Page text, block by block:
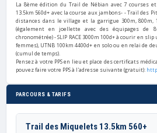
La 8ème édition du Trail de Nébian avec 7 courses
13.5km 560d+ avec la course aux jambons- - Trail des
distances dans le village et la garrigue 300m, 800m,
(également en joellette avec des équipages de
chronométrée) - SLIP RACE 3000m 100d+ à courir en
femmes), UTNB 100km 4400d+ en solo ou en relai de
(cumul de temps).
Pensez à votre PPS en lieu et place des certificats
pouvez faire votre PPS à l'adresse suivante (gratuit):
PARCOURS & TARIFS
Trail des Miquelets 13.5km 560+